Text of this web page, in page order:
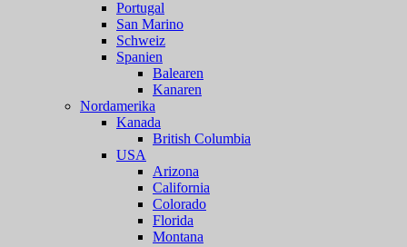
Portugal
San Marino
Schweiz
Spanien
Balearen
Kanaren
Nordamerika
Kanada
British Columbia
USA
Arizona
California
Colorado
Florida
Montana